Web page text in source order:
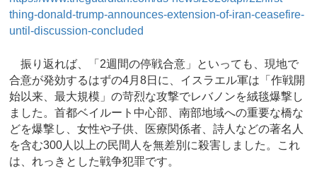
thing-donald-trump-announces-extension-of-iran-ceasefire-
until-discussion-concluded
振り返れば、「2週間の停戦合意」といっても、現地で
合意が発効するはずの4月8日に、イスラエル軍は「作戦開
始以来、最大規模」の苛烈な攻撃でレバノンを絨毯爆撃し
ました。首都ベイルート中心部、南部地域への重要な橋な
どを爆撃し、女性や子供、医療関係者、詩人などの著名人
を含む300人以上の民間人を無差別に殺害しました。これ
は、れっきとした戦争犯罪です。